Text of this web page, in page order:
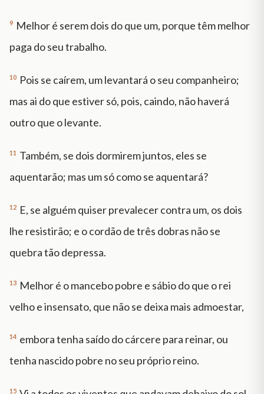
9 Melhor é serem dois do que um, porque têm melhor
paga do seu trabalho.
10 Pois se caírem, um levantará o seu companheiro;
mas ai do que estiver só, pois, caindo, não haverá
outro que o levante.
11 Também, se dois dormirem juntos, eles se
aquentarão; mas um só como se aquentará?
12 E, se alguém quiser prevalecer contra um, os dois
lhe resistirão; e o cordão de três dobras não se
quebra tão depressa.
13 Melhor é o mancebo pobre e sábio do que o rei
velho e insensato, que não se deixa mais admoestar,
14 embora tenha saído do cárcere para reinar, ou
tenha nascido pobre no seu próprio reino.
15